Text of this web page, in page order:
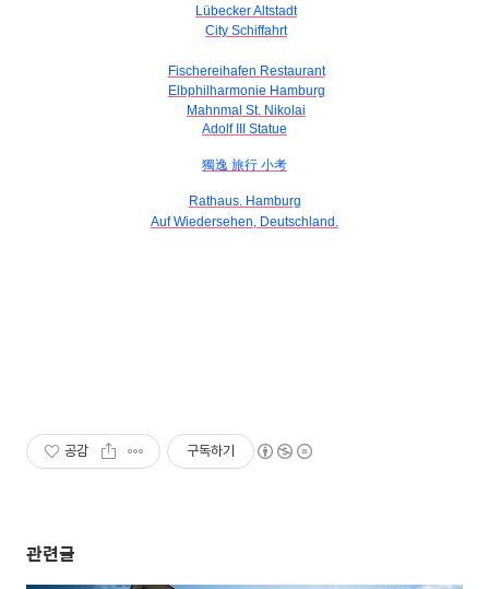
Lübecker Altstadt
City Schiffahrt
Fischereihafen Restaurant
Elbphilharmonie Hamburg
Mahnmal St. Nikolai
Adolf III Statue
獨逸 旅行 小考
Rathaus. Hamburg
Auf Wiedersehen, Deutschland.
공감 구독하기
관련글